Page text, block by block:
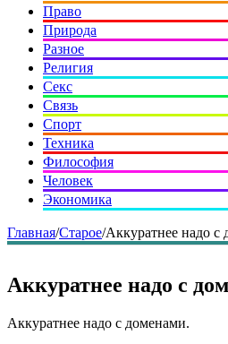
Право
Природа
Разное
Религия
Секс
Связь
Спорт
Техника
Философия
Человек
Экономика
Главная/Старое/Аккуратнее надо с
Аккуратнее надо с
Аккуратнее надо с доменами.